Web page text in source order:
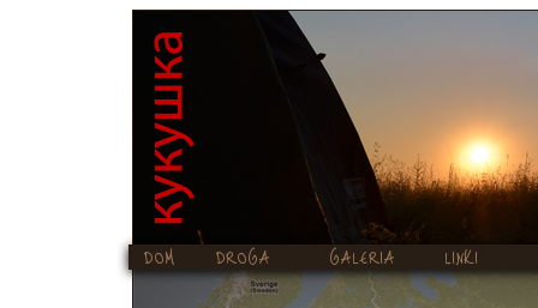
DOM DROGA GALERIA LINKI